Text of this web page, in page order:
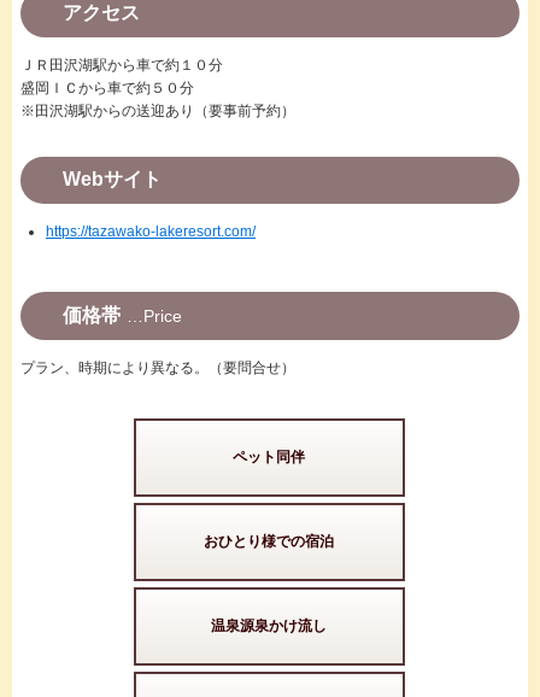
アクセス
ＪＲ田沢湖駅から車で約１０分
盛岡ＩＣから車で約５０分
※田沢湖駅からの送迎あり（要事前予約）
Webサイト
https://tazawako-lakeresort.com/
価格帯 Price
プラン、時期により異なる。（要問合せ）
ペット同伴
おひとり様での宿泊
温泉源泉かけ流し